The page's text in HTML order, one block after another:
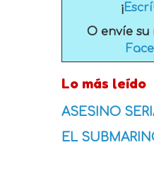
¡
O envíe su
Lo más leído
ASESINO
EL